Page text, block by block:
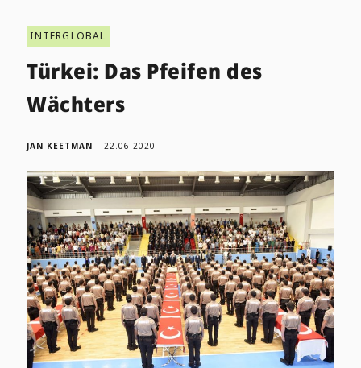
INTERGLOBAL
Türkei: Das Pfeifen des
Wächters
JAN KEETMAN 22.06.2020